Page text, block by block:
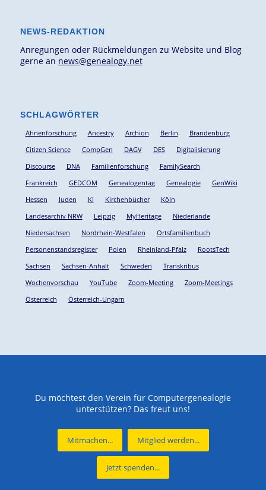
NEWS-REDAKTION
Anregungen oder Rückmeldungen zu Website und Blog
gerne an news@genealogy.net
SCHLAGWÖRTER
Ahnenforschung Ancestry Archion Berlin
Brandenburg
Citizen Science
CompGen DAGV DES
Digitalisierung
Discourse
DNA Familienforschung
FamilySearch
Frankreich
GEDCOM Genealogentag Genealogie
GenWiki
Hessen
Juden KI Kirchenbücher
Köln
Landesarchiv NRW
Leipzig MyHeritage
Niederlande
Niedersachsen
Nordrhein-Westfalen
Ortsfamilienbuch
Personenstandsregister
Polen Rheinland-Pfalz
RootsTech
Sachsen
Sachsen-Anhalt Schweden
Transkribus
Wochenvorschau
YouTube Zoom-Meeting
Zoom-Meetings
Österreich
Österreich-Ungarn
Du möchtest den Verein für Computergenealogie
unterstützen? Das freut uns!
Mitmachen... Mitglied werden...
Jetzt spenden...